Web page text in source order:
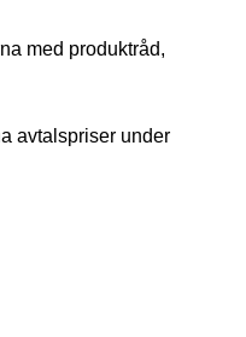
med produktråd,
avtalspriser under